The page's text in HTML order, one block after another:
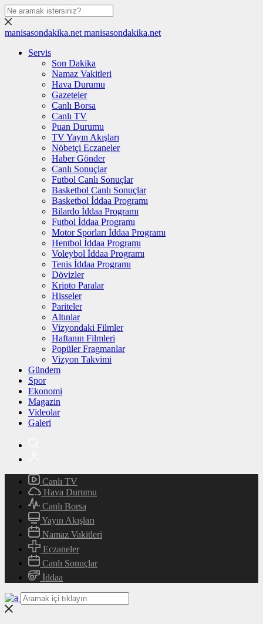
manisasondakika.net manisasondakika.net
Servis
Son Dakika
Namaz Vakitleri
Hava Durumu
Gazeteler
Canlı Borsa
Canlı TV
Puan Durumu
TV Yayın Akışları
Nöbetçi Eczaneler
Haber Gönder
Canlı Sonuçlar
Futbol Canlı Sonuçlar
Basketbol Canlı Sonuçlar
Basketbol İddaa Programı
Bilardo İddaa Programı
Futbol İddaa Programı
Motor Sporları İddaa Programı
Hentbol İddaa Programı
Voleybol İddaa Programı
Tenis İddaa Programı
Dövizler
Kripto Paralar
Hisseler
Pariteler
Altınlar
Vizyondaki Filmler
Haftanın Filmleri
Popüler Fragmanlar
Vizyon Takvimi
Gündem
Spor
Ekonomi
Magazin
Videolar
Galeri
Canlı TV
Hava Durumu
Canlı Borsa
Yayın Akışları
Namaz Vakitleri
Eczaneler
Canlı Sonuçlar
İddaa